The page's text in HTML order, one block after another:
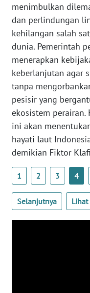
menimbulkan
dan perlindungan
kehilangan salah
dunia. Pemerintah
menerapkan
keberlanjutan agar
tanpa
pesisir yang
ekosistem
ini akan
hayati laut
demikian Fiktor
1 2 3 4
Selanjutnya Lihat
WN
LAMPUNG
WN
JATENG
NUSANTARA
WN
JOGJA
WN
JATIM
WN
BALI